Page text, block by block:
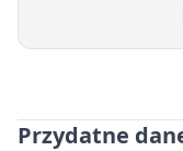
Przydatne